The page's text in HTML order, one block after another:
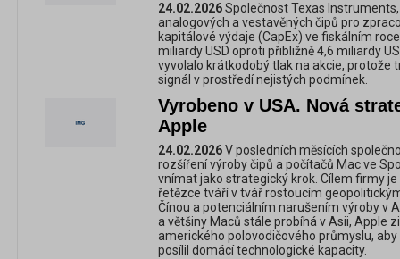
24.02.2026Společnost Texas
analogových a vestavěných čipů pro
kapitálové výdaje (CapEx) ve fiskálním
miliardy USD oproti přibližně 4,6 miliardy
vyvolalo krátkodobý tlak na akcie, protože
signál v prostředí nejistých podmínek.
Vyrobeno v USA. Nová
Apple
24.02.2026V posledních měsících
rozšíření výroby čipů a počítačů Mac ve
vnímat jako strategický krok. Cílem firmy
řetězce tváří v tvář rostoucím
Čínou a potenciálním narušením výroby v
a většiny Maců stále probíhá v Asii, Apple
amerického polovodičového průmyslu,
posílil domácí technologické kapacity.